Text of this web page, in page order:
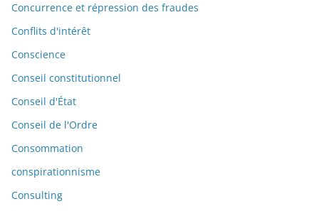
Concurrence et répression des fraudes
Conflits d'intérêt
Conscience
Conseil constitutionnel
Conseil d'État
Conseil de l'Ordre
Consommation
conspirationnisme
Consulting